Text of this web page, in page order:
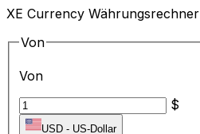
XE Currency Währungsrechner
Von
Von
$
USD - US-Dollar